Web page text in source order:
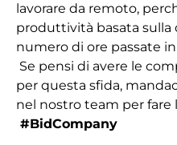
lavorare da remoto,
produttività basata sulla
numero di ore passate
Se pensi di avere le
per questa sfida,
nel nostro team per fare
#BidCompany